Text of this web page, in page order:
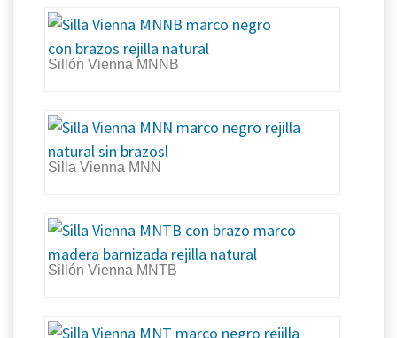
Sillón Vienna MNNB
Silla Vienna MNN
Sillón Vienna MNTB